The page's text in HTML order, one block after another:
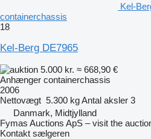
Kel-
containerchassis
18
Kel-Berg DE7965
5.000 kr. ≈ 668,90 €
Anhænger containerchassis
2006
Nettovægt 5.300 kgAntal aksler 3
Danmark, Midtjylland
Fymas Auctions ApS – visit the
Kontakt sælgeren